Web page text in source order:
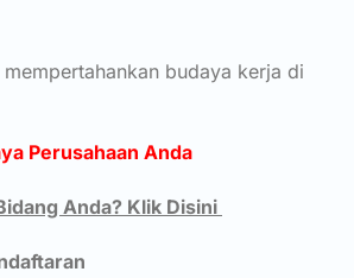
budaya kerja di
Perusahaan Anda
Anda? Klik Disini